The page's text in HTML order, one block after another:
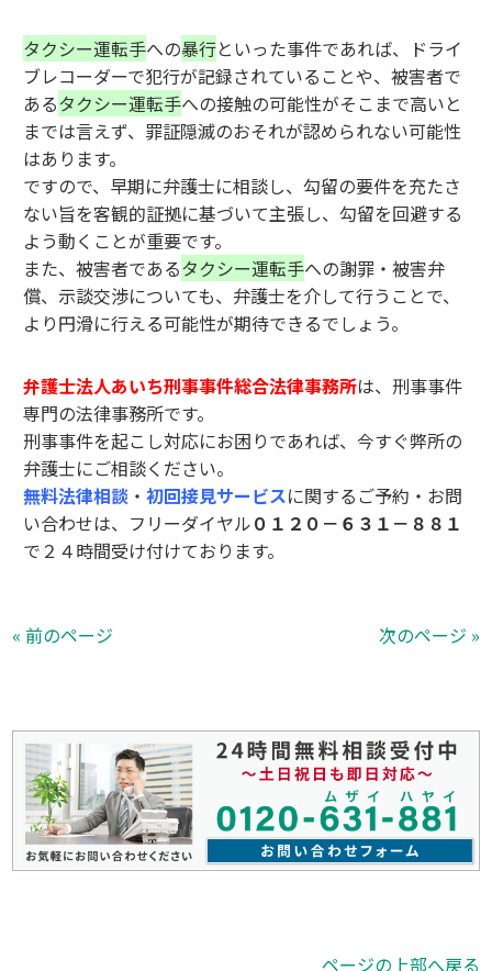
タクシー運転手への暴行といった事件であれば、ドライ
ブレコーダーで犯行が記録されていることや、被害者で
あるタクシー運転手への接触の可能性がそこまで高いと
までは言えず、罪証隠滅のおそれが認められない可能性
はあります。
ですので、早期に弁護士に相談し、勾留の要件を充たさ
ない旨を客観的証拠に基づいて主張し、勾留を回避する
よう動くことが重要です。
また、被害者であるタクシー運転手への謝罪・被害弁
償、示談交渉についても、弁護士を介して行うことで、
より円滑に行える可能性が期待できるでしょう。
弁護士法人あいち刑事事件総合法律事務所は、刑事事件
専門の法律事務所です。
刑事事件を起こし対応にお困りであれば、今すぐ弊所の
弁護士にご相談ください。
無料法律相談 ・初回接見サービスに関するご予約・お問
い合わせは、フリーダイヤル０１２０－６３１－８８１
で２４時間受け付けております。
« 前のページ 次のページ »
ページの上部へ戻る